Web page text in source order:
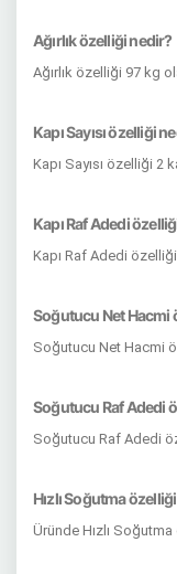
Ağırlık özelliği nedir?
Ağırlık özelliği 97 kg
Kapı Sayısı özelliği
Kapı Sayısı özelliği 2
Kapı Raf Adedi
Kapı Raf Adedi
Soğutucu Net Hacmi
Soğutucu Net Hacmi
Soğutucu Raf Adedi
Soğutucu Raf Adedi
Hızlı Soğutma
Üründe Hızlı